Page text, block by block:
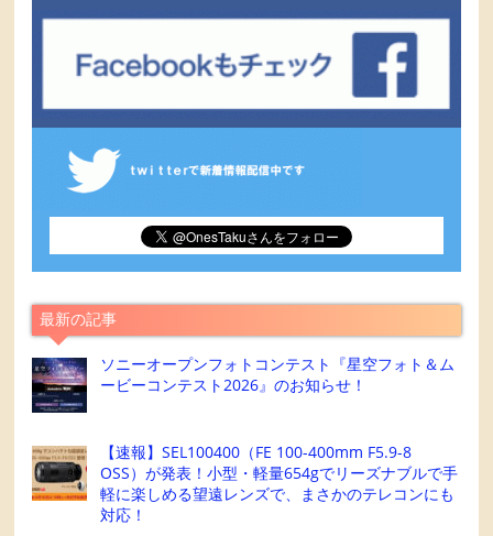
最新の記事
ソニーオープンフォトコンテスト『星空フォト＆ム
ービーコンテスト2026』のお知らせ！
【速報】SEL100400（FE 100-400mm F5.9-8
OSS）が発表！小型・軽量654gでリーズナブルで手
軽に楽しめる望遠レンズで、まさかのテレコンにも
対応！